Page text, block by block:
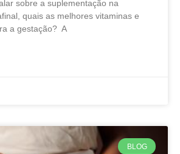
sobre a suplementação na
quais as melhores vitaminas e
a gestação? A
BLOG